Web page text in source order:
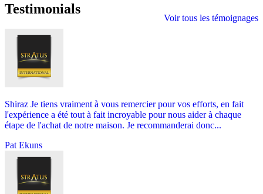
Voir tous les témoignages
Testimonials
Shiraz Je tiens vraiment à vous remercier pour vos efforts, en fait
l'expérience a été tout à fait incroyable pour nous aider à chaque
étape de l'achat de notre maison. Je recommanderai donc...
Pat Ekuns